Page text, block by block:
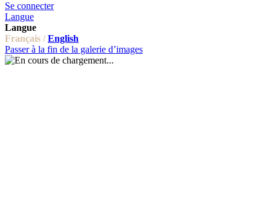
Se connecter
Langue
Langue
Français / English
Passer à la fin de la galerie d’images